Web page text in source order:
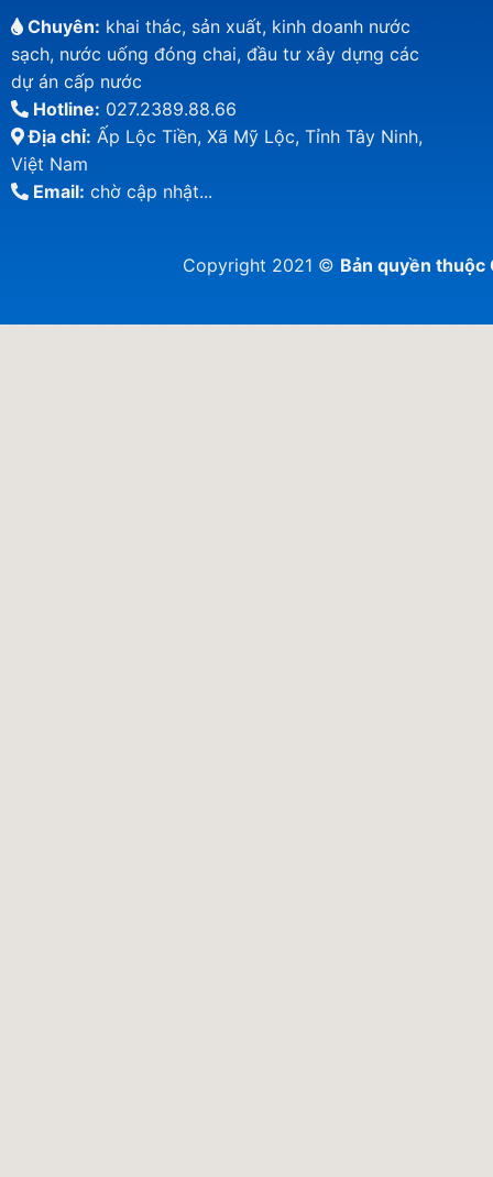
Chuyên: khai thác, sản xuất, kinh doanh nước
sạch, nước uống đóng chai, đầu tư xây dựng các
dự án cấp nước
Hotline: 027.2389.88.66
Địa chỉ: Ấp Lộc Tiền, Xã Mỹ Lộc, Tỉnh Tây Ninh,
Việt Nam
Email: chờ cập nhật...
Copyright 2021 © Bản quyền thuộc